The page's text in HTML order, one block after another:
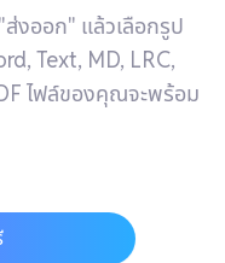
งออก" แล้วเลือกรูป
Text, MD, LRC,
ไฟล์ของคุณจะพร้อม